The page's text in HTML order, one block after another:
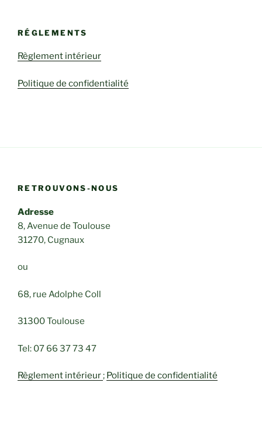
RÉGLEMENTS
Règlement intérieur
Politique de confidentialité
RETROUVONS-NOUS
Adresse
8, Avenue de Toulouse
31270, Cugnaux
ou
68, rue Adolphe Coll
31300 Toulouse
Tel: 07 66 37 73 47
Règlement intérieur; Politique de confidentialité